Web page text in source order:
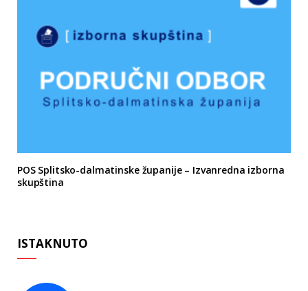
POS Splitsko-dalmatinske županije – Izvanredna izborna
skupština
ISTAKNUTO